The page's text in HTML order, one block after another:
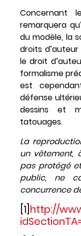
Concernant
remarquera
du modèle, la
droits
le droit
formalisme
est
défense
dessins et
tatouages.
La
un vêtement,
pas protégé
public, ne
concurrence
[1] http://